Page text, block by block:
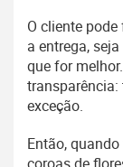
O cliente
a entrega,
que for
exceção.
Então,